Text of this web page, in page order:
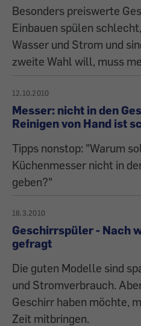
Besonders preiswerte
Einbauen spülen
Wasser und Strom und
zweite Wahl will, muss
12.10.2010
Messer: nicht in den
Reinigen von Hand ist
Tipps nonstop: "Warum
Küchenmesser nicht in
geben?"
18.3.2010
Geschirrspüler - Nach
gefragt
Die guten Modelle sind
und Stromverbrauch.
Geschirr haben möchte,
Zeit mitbringen.